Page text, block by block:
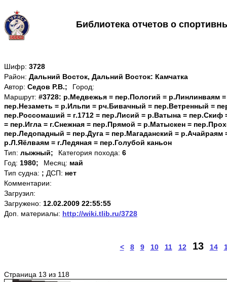
Библиотека отчетов о
Шифр: 3728
Район: Дальний Восток, Дальний Восток: Камчатка
Автор: Седов Р.В.;
Город:
Маршрут: #3728: р.Медвежья = пер.Пологий = р.Линлинваям
пер.Незаметь = р.Ильпи = рч.Бивачный = пер.Ветренный =
пер.Россомаший = г.1712 = пер.Лисий = р.Ватына =
= пер.Игла = г.Снежная = пер.Прямой = р.Матыскен =
пер.Ледопадный = пер.Дуга = пер.Магаданский = р.Ачайраям
р.Л.Яёлваям = г.Ледяная = пер.Голубой каньон
Тип: лыжный; Категория похода: 6
Год: 1980; Месяц: май
Тип судна: ; ДСП: нет
Комментарии:
Загрузил:
Загружено: 12.02.2009 22:55:55
Доп. материалы: http://wiki.tlib.ru/3728
< 8 9 10 11 12 13 14
Страница 13 из 118